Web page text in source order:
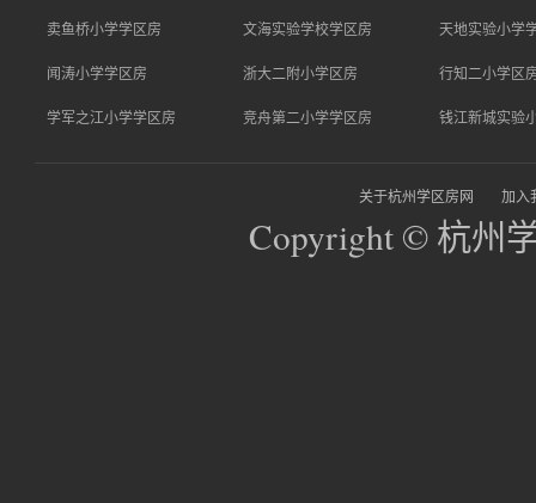
卖鱼桥小学学区房 文海实验学校学区房 天地实验小学
闻涛小学学区房 浙大二附小学区房 行知二小学区
学军之江小学学区房 竞舟第二小学学区房 钱江新城实验
关于杭州学区房网 加入
Copyright © 杭州